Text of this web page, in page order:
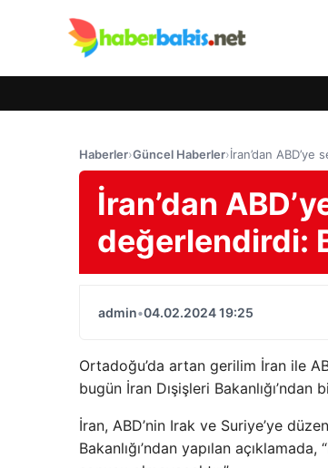
Haberler›Güncel Haberler›İran’dan
İran’dan
değerlendirdi:
admin•04.02.2024 19:25
Ortadoğu’da artan gerilim İran ile
bugün İran Dışişleri Bakanlığı’ndan
İran, ABD’nin Irak ve Suriye’ye
Bakanlığı’ndan yapılan